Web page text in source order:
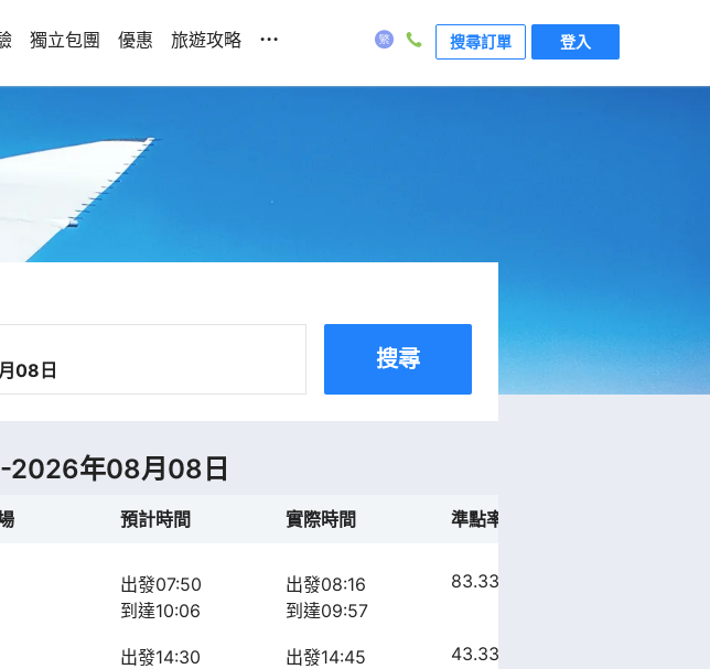
獨立包團 優惠 旅遊攻略 ... 搜尋訂單 登入
08日 搜尋
2026年08月08日
預計時間 實際時間 準點率預測
出發07:50
到達10:06
出發08:16
到達09:57
83.33%
出發14:30
出發14:45
43.33%